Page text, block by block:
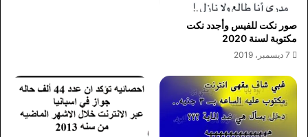
صور نكت للفيس وأجدد نكت
مكتوبة لسنة 2020
7 ديسمبر، 2019